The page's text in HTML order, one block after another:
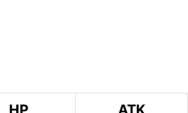
HP ATK